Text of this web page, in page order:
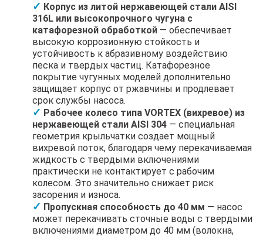
Корпус из литой нержавеющей стали AISI
316L или высокопрочного чугуна с
катафорезной обработкой — обеспечивает
высокую коррозионную стойкость и
устойчивость к абразивному воздействию
песка и твердых частиц. Катафорезное
покрытие чугунных моделей дополнительно
защищает корпус от ржавчины и продлевает
срок службы насоса.
Рабочее колесо типа VORTEX (вихревое) из
нержавеющей стали AISI 304 — специальная
геометрия крыльчатки создает мощный
вихревой поток, благодаря чему перекачиваемая
жидкость с твердыми включениями
практически не контактирует с рабочим
колесом. Это значительно снижает риск
засорения и износа.
Пропускная способность до 40 мм — насос
может перекачивать сточные воды с твердыми
включениями диаметром до 40 мм (волокна,